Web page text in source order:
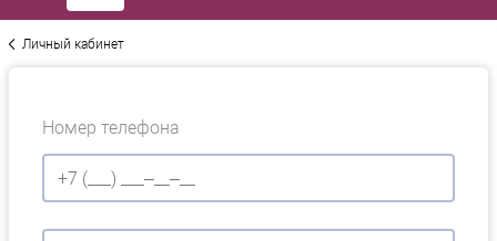
Личный кабинет
Номер телефона